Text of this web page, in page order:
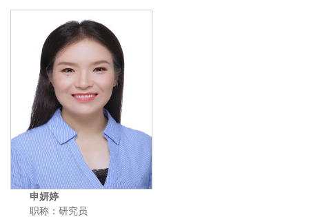
申妍婷
职称：研究员